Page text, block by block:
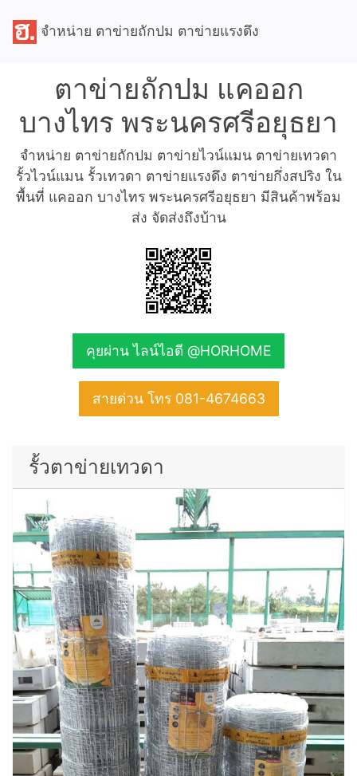
จำหน่าย ตาข่ายถักปม ตาข่ายแรงดึง
ตาข่ายถักปม แคออก
บางไทร พระนครศรีอยุธยา
จำหน่าย ตาข่ายถักปม ตาข่ายไวน์แมน ตาข่ายเทวดา
รั้วไวน์แมน รั้วเทวดา ตาข่ายแรงดึง ตาข่ายกึ่งสปริง ใน
พื้นที่ แคออก บางไทร พระนครศรีอยุธยา มีสินค้าพร้อม
ส่ง จัดส่งถึงบ้าน
คุยผ่าน ไลน์ไอดี @HORHOME
สายด่วน โทร 081-4674663
รั้วตาข่ายเทวดา